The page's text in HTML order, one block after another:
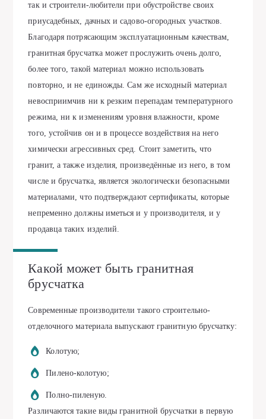
так и строители-любители при обустройстве своих
приусадебных, дачных и садово-огородных участков.
Благодаря потрясающим эксплуатационным качествам,
гранитная брусчатка может прослужить очень долго,
более того, такой материал можно использовать
повторно, и не единожды. Сам же исходный материал
невосприимчив ни к резким перепадам температурного
режима, ни к изменениям уровня влажности, кроме
того, устойчив он и в процессе воздействия на него
химически агрессивных сред. Стоит заметить, что
гранит, а также изделия, произведённые из него, в том
числе и брусчатка, является экологически безопасными
материалами, что подтверждают сертификаты, которые
непременно должны иметься и у производителя, и у
продавца таких изделий.
Какой может быть гранитная
брусчатка
Современные производители такого строительно-
отделочного материала выпускают гранитную брусчатку:
Колотую;
Пилено-колотую;
Полно-пиленую.
Различаются такие виды гранитной брусчатки в первую